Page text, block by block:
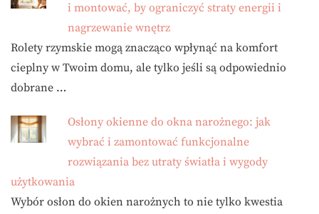
i montować, by ograniczyć straty energii i
nagrzewanie wnętrz
Rolety rzymskie mogą znacząco wpłynąć na komfort
cieplny w Twoim domu, ale tylko jeśli są odpowiednio
dobrane …
Osłony okienne do okna narożnego: jak
wybrać i zamontować funkcjonalne
rozwiązania bez utraty światła i wygody
użytkowania
Wybór osłon do okien narożnych to nie tylko kwestia